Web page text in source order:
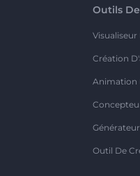
Outils
Création
Animation
Outil De